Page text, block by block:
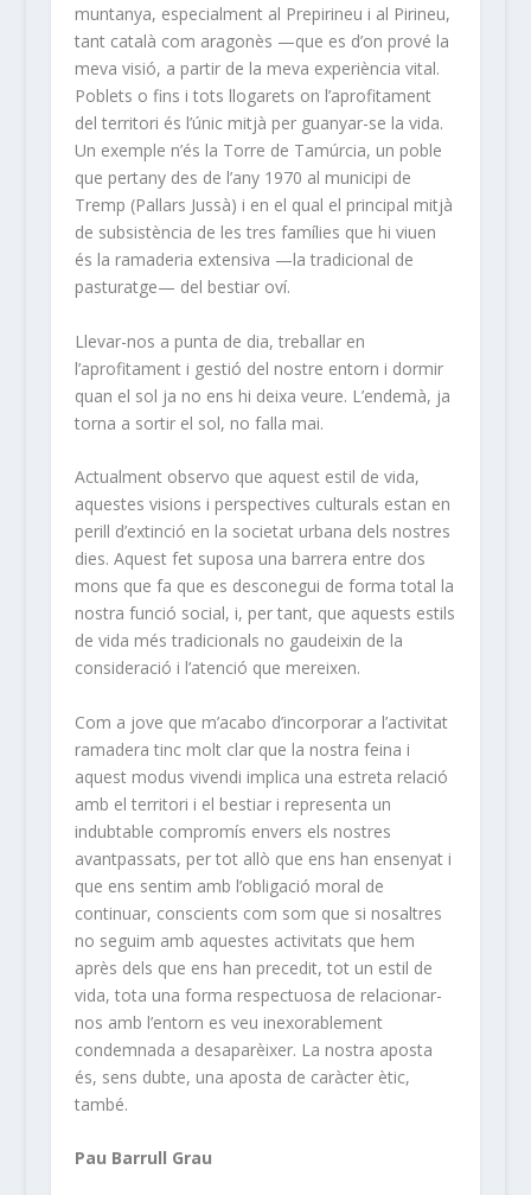
muntanya, especialment al Prepirineu i al Pirineu,
tant català com aragonès —que es d’on prové la
meva visió, a partir de la meva experiència vital.
Poblets o fins i tots llogarets on l’aprofitament
del territori és l’únic mitjà per guanyar-se la vida.
Un exemple n’és la Torre de Tamúrcia, un poble
que pertany des de l’any 1970 al municipi de
Tremp (Pallars Jussà) i en el qual el principal mitjà
de subsistència de les tres famílies que hi viuen
és la ramaderia extensiva —la tradicional de
pasturatge— del bestiar oví.
Llevar-nos a punta de dia, treballar en
l’aprofitament i gestió del nostre entorn i dormir
quan el sol ja no ens hi deixa veure. L’endemà, ja
torna a sortir el sol, no falla mai.
Actualment observo que aquest estil de vida,
aquestes visions i perspectives culturals estan en
perill d’extinció en la societat urbana dels nostres
dies. Aquest fet suposa una barrera entre dos
mons que fa que es desconegui de forma total la
nostra funció social, i, per tant, que aquests estils
de vida més tradicionals no gaudeixin de la
consideració i l’atenció que mereixen.
Com a jove que m’acabo d’incorporar a l’activitat
ramadera tinc molt clar que la nostra feina i
aquest modus vivendi implica una estreta relació
amb el territori i el bestiar i representa un
indubtable compromís envers els nostres
avantpassats, per tot allò que ens han ensenyat i
que ens sentim amb l’obligació moral de
continuar, conscients com som que si nosaltres
no seguim amb aquestes activitats que hem
après dels que ens han precedit, tot un estil de
vida, tota una forma respectuosa de relacionar-
nos amb l’entorn es veu inexorablement
condemnada a desaparèixer. La nostra aposta
és, sens dubte, una aposta de caràcter ètic,
també.
Pau Barrull Grau